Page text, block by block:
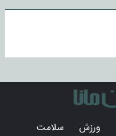
ورزش سلامت